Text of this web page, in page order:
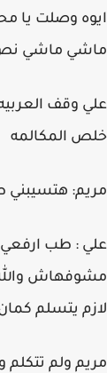
ايوه وصلت يا
ماشي ماشي
علي وقف
خلص المكالمه
مريم:
علي : طب
مشوفهاش
لازم يتسلم
مريم ولم تتكلم